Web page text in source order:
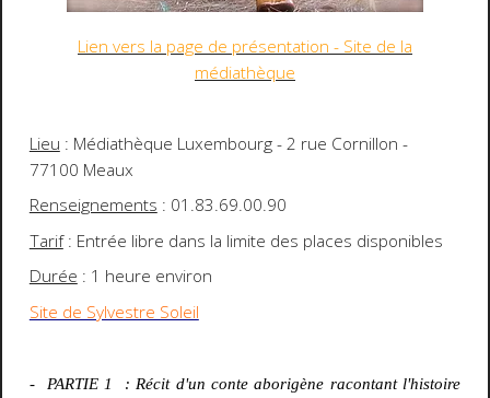
Lien vers la page de présentation - Site de la
médiathèque
Lieu : Médiathèque Luxembourg - 2 rue Cornillon -
77100 Meaux
Renseignements : 01.83.69.00.90
Tarif: Entrée libre dans la limite des places disponibles
Durée : 1 heure environ
Site de Sylvestre Soleil
- PARTIE 1 : Récit d'un conte aborigène racontant l'histoire